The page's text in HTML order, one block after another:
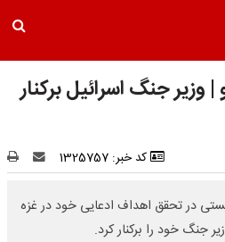
وزیر جنگ اسرائیل برکنار
کد خبر: 1325757
در تحقق اهداف ادعایی خود در غزه
جنگ خود را برکنار کرد.